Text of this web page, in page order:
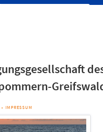
IMPRESSUM